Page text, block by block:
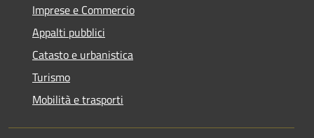
Imprese e Commercio
Appalti pubblici
Catasto e urbanistica
Turismo
Mobilità e trasporti